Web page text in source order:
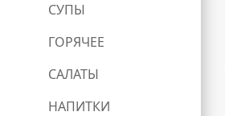
СУПЫ
ГОРЯЧЕЕ
САЛАТЫ
НАПИТКИ